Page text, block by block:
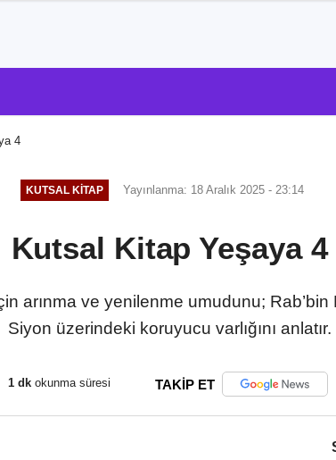
4
KUTSAL KITAP Yayınlanma: 18 Aralık 2025 - 23:14
Kutsal Kitap Yeşaya 4
arınma ve yenilenme umudunu; Rab’bin
Siyon üzerindeki koruyucu varlığını anlatır.
1 dk okunma süresi TAKİP ET